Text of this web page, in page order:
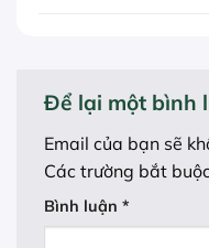
Để lại một bình
Email của bạn sẽ
Các trường bắt
Bình luận *